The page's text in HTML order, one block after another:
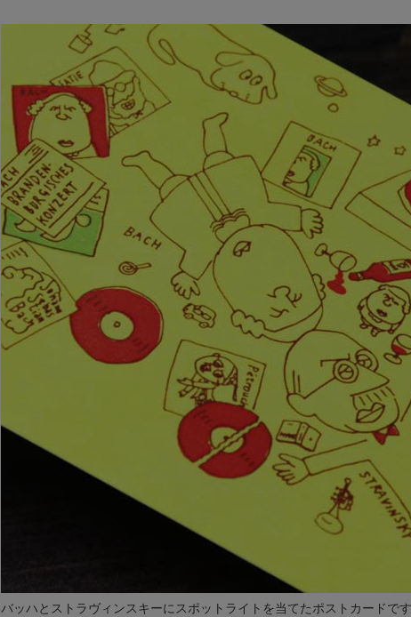
バッハとストラヴィンスキーにスポットライトを当てたポストカードです